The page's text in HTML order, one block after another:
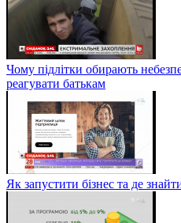
Чому підлітки обирають
реагувати батькам
Як запустити бізнес та де